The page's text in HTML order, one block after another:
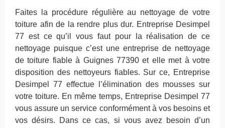
Faites la procédure régulière au nettoyage de votre
toiture afin de la rendre plus dur. Entreprise Desimpel
77 est ce qu’il vous faut pour la réalisation de ce
nettoyage puisque c’est une entreprise de nettoyage
de toiture fiable à Guignes 77390 et elle met à votre
disposition des nettoyeurs fiables. Sur ce, Entreprise
Desimpel 77 effectue l’élimination des mousses sur
votre toiture. En même temps, Entreprise Desimpel 77
vous assure un service conformément à vos besoins et
vos désirs. Dans ce cas, si vous avez besoin d’un